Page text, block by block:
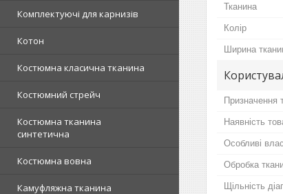
Комплектуючі для карнизів
Котон
Костюмна класична тканина
Костюмний стрейч
Костюмна тканина
синтетична
Костюмна вовна
Камуфляжна тканина
Тканина
Колір
Ширина
Призначення
Наявність
Особливі
Обробка
Щільність